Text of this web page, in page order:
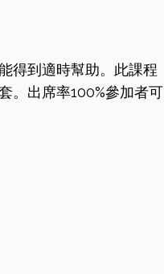
得到適時幫助。此課程
。出席率100%參加者可